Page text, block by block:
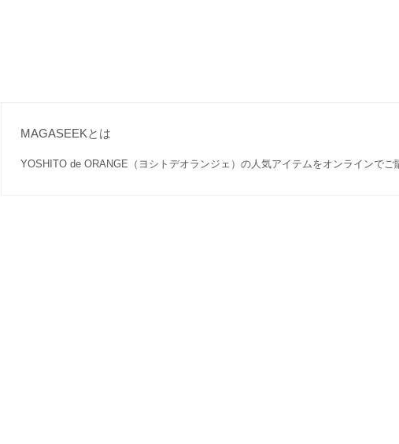
MAGASEEKとは
YOSHITO de ORANGE（ヨシトデオランジェ）の人気アイテムをオンラインでご